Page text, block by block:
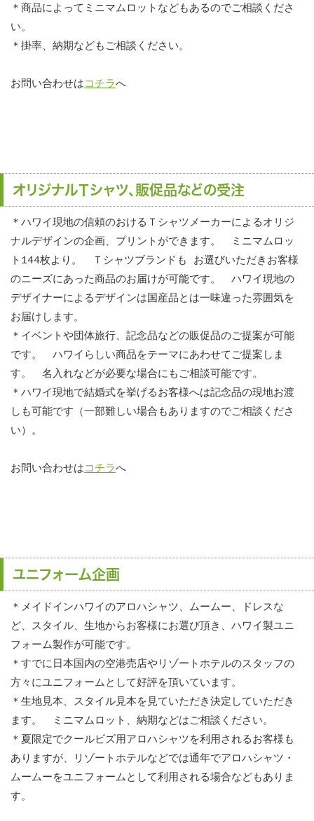
＊商品によってミニマムロットなどもあるのでご相談くださ
い。
＊掛率、納期などもご相談ください。
お問い合わせはコチラへ
オリジナルＴシャツ、販促品などの受注
＊ハワイ現地の信頼のおけるＴシャツメーカーによるオリジ
ナルデザインの企画、プリントができます。 ミニマムロッ
ト144枚より。 Ｔシャツブランドも お選びいただきお客様
のニーズにあった商品のお届けが可能です。 ハワイ現地の
デザイナーによるデザインは国産品とは一味違った雰囲気を
お届けします。
＊イベントや団体旅行、記念品などの販促品のご提案が可能
です。 ハワイらしい商品をテーマにあわせてご提案しま
す。 名入れなどが必要な場合にもご相談可能です。
＊ハワイ現地で結婚式を挙げるお客様へは記念品の現地お渡
しも可能です（一部難しい場合もありますのでご相談くださ
い）。
お問い合わせはコチラへ
ユニフォーム企画
＊メイドインハワイのアロハシャツ、ムームー、ドレスな
ど、スタイル、生地からお客様にお選び頂き、ハワイ製ユニ
フォーム製作が可能です。
＊すでに日本国内の空港売店やリゾートホテルのスタッフの
方々にユニフォームとして好評を頂いています。
＊生地見本、スタイル見本を見ていただき決定していただき
ます。 ミニマムロット、納期などはご相談ください。
＊夏限定でクールビズ用アロハシャツを利用されるお客様も
ありますが、リゾートホテルなどでは通年でアロハシャツ・
ムームーをユニフォームとして利用される場合などもありま
す。